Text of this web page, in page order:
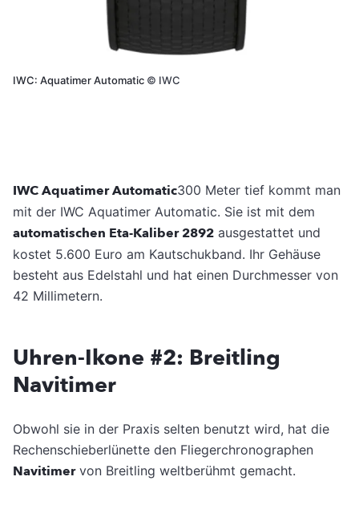
IWC: Aquatimer Automatic © IWC
IWC Aquatimer Automatic300 Meter tief kommt man
mit der IWC Aquatimer Automatic. Sie ist mit dem
automatischen Eta-Kaliber 2892 ausgestattet und
kostet 5.600 Euro am Kautschukband. Ihr Gehäuse
besteht aus Edelstahl und hat einen Durchmesser von
42 Millimetern.
Uhren-Ikone #2: Breitling
Navitimer
Obwohl sie in der Praxis selten benutzt wird, hat die
Rechenschieberlünette den Fliegerchronographen
Navitimervon Breitling weltberühmt gemacht.